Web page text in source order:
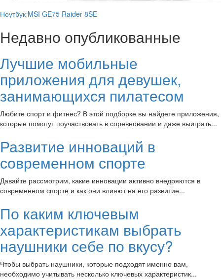
Ноутбук MSI GE75 Raider 8SE
Недавно опубликованные
Лучшие мобильные
приложения для девушек,
занимающихся пилатесом
Любите спорт и фитнес? В этой подборке вы найдете приложения,
которые помогут поучаствовать в соревновании и даже выиграть...
Развитие инноваций в
современном спорте
Давайте рассмотрим, какие инновации активно внедряются в
современном спорте и как они влияют на его развитие...
По каким ключевым
характеристикам выбрать
наушники себе по вкусу?
Чтобы выбрать наушники, которые подходят именно вам,
необходимо учитывать несколько ключевых характеристик...